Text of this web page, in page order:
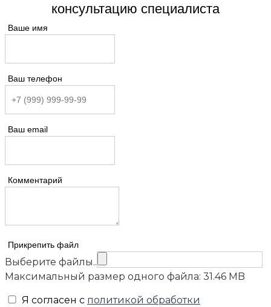
консультацию специалиста
Ваше имя
Ваш телефон
Ваш email
Комментарий
Прикрепить файл
Выберите файлы..
Максимальный размер одного файла: 31.46 MB
Я согласен с политикой обработки